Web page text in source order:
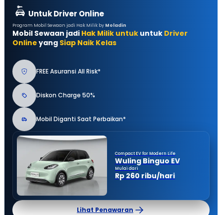
Untuk Driver Online
Program Mobil Sewaan jadi Hak Milik by Moladin
Mobil Sewaan jadi Hak Milik untuk untuk Driver
Online yang Siap Naik Kelas
FREE Asuransi All Risk*
Diskon Charge 50%
Mobil Diganti Saat Perbaikan*
Compact EV for Modern Life
Wuling Binguo EV
Mulai dari
Rp 260 ribu/hari
Lihat Penawaran